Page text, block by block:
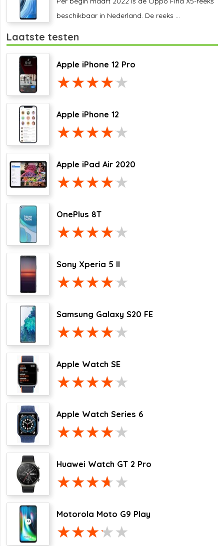
beschikbaar in Nederland. De reeks ...
Laatste testen
Apple iPhone 12 Pro
Apple iPhone 12
Apple iPad Air 2020
OnePlus 8T
Sony Xperia 5 II
Samsung Galaxy S20 FE
Apple Watch SE
Apple Watch Series 6
Huawei Watch GT 2 Pro
Motorola Moto G9 Play